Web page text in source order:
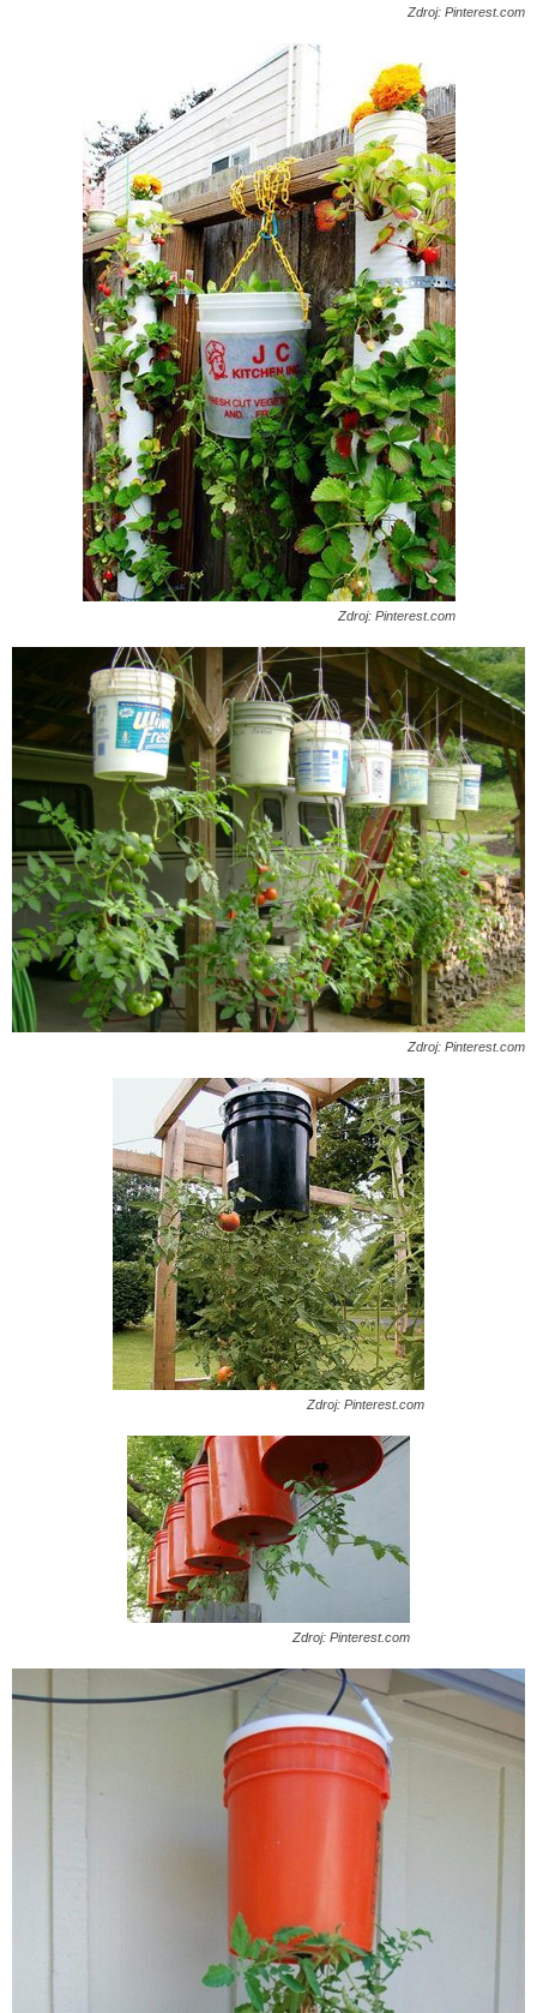
Zdroj: Pinterest.com
Zdroj: Pinterest.com
Zdroj: Pinterest.com
Zdroj: Pinterest.com
Zdroj: Pinterest.com